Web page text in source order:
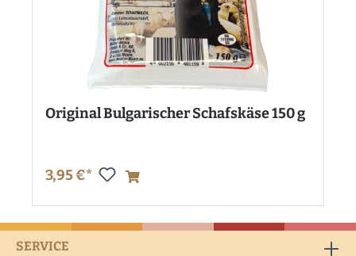
Original Bulgarischer Schafskäse 150 g
3,95 €*
SERVICE